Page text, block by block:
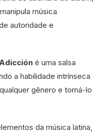
manipula música
autoridade e
é uma salsa
a habilidade intrínseca
gênero e torná-lo
da música latina,